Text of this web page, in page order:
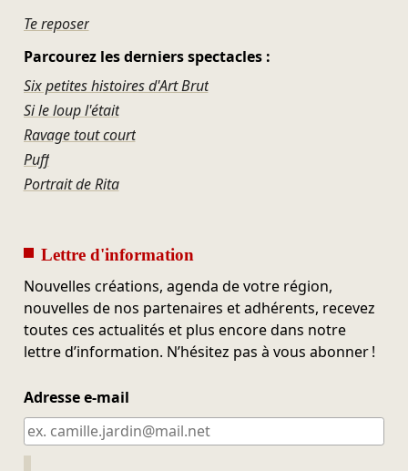
Te reposer
Parcourez les derniers spectacles :
Six petites histoires d'Art Brut
Si le loup l'était
Ravage tout court
Puff
Portrait de Rita
Lettre d'information
Nouvelles créations, agenda de votre région,
nouvelles de nos partenaires et adhérents, recevez
toutes ces actualités et plus encore dans notre
lettre d’information. N’hésitez pas à vous abonner !
Adresse e-mail